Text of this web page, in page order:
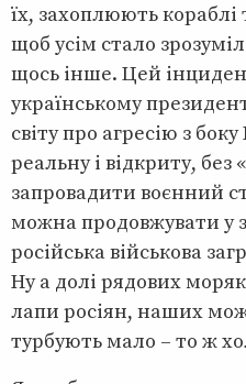
їх, захоплюють кораблі
щоб усім стало
щось інше. Цей
українському
світу про агресію з
реальну і відкриту, без
запровадити воєнний
можна продовжувати у
російська військова
Ну а долі рядових
лапи росіян, наших
турбують мало – то ж